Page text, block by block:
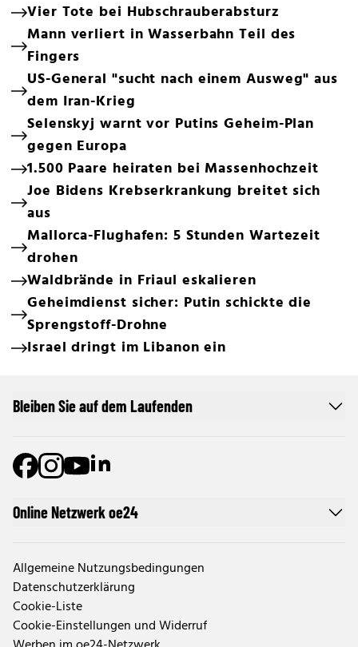
Vier Tote bei Hubschrauberabsturz
Mann verliert in Wasserbahn Teil des
Fingers
US-General "sucht nach einem Ausweg" aus
dem Iran-Krieg
Selenskyj warnt vor Putins Geheim-Plan
gegen Europa
1.500 Paare heiraten bei Massenhochzeit
Joe Bidens Krebserkrankung breitet sich
aus
Mallorca-Flughafen: 5 Stunden Wartezeit
drohen
Waldbrände in Friaul eskalieren
Geheimdienst sicher: Putin schickte die
Sprengstoff-Drohne
Israel dringt im Libanon ein
Online Netzwerk oe24
Allgemeine Nutzungsbedingungen
Datenschutzerklärung
Cookie-Liste
Cookie-Einstellungen und Widerruf
Bleiben Sie auf dem Laufenden